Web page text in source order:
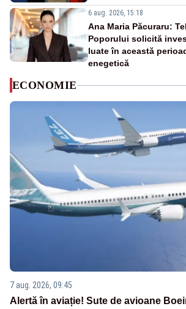
6 aug. 2026, 15:18
Ana Maria Păcuraru:
Poporului solicită
luate în această
enegetică
ECONOMIE
7 aug. 2026, 09:45
Alertă în aviație! Sute de avioane